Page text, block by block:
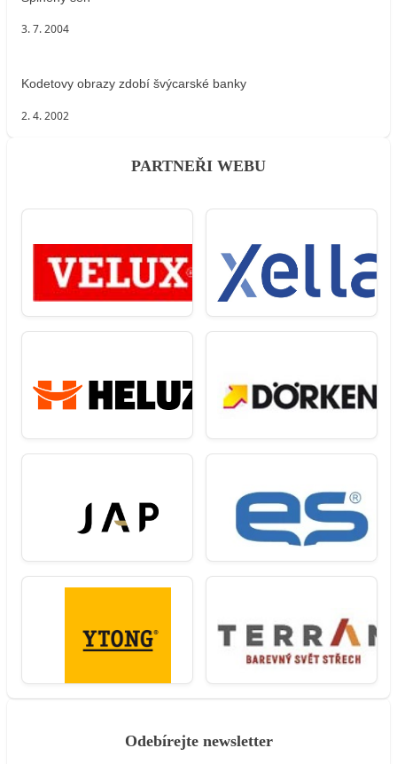
3. 7. 2004
Kodetovy obrazy zdobí švýcarské banky
2. 4. 2002
PARTNEŘI WEBU
Odebírejte newsletter